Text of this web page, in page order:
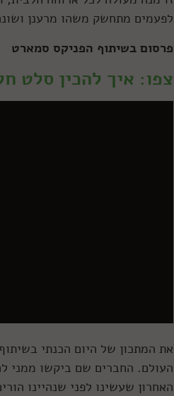
לפעמים מתחשק משהו מרענן
פרסום בשיתוף הפניקס סמארט
צפו: איך להכין סלט
את המתכון של היום הכנתי
העולם. החברים שם ביקשו ממני
האחרון שעשינו לפני שנהיינו